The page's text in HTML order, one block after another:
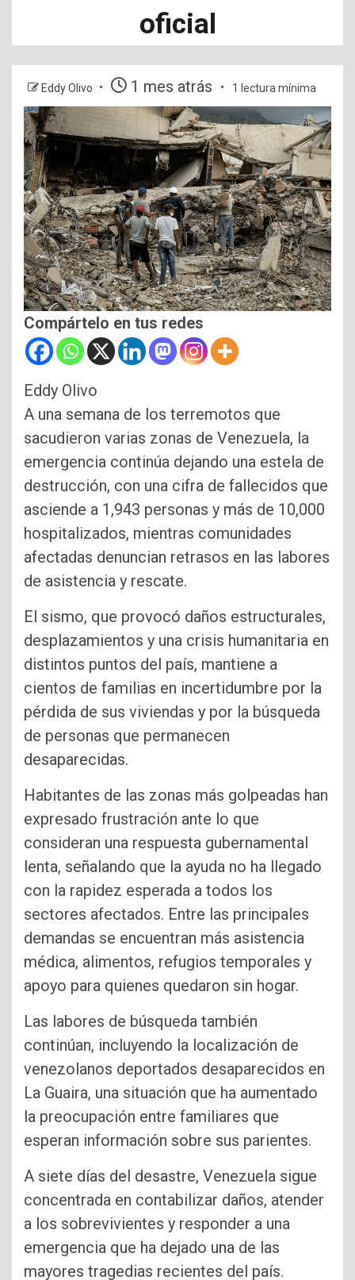
oficial
Eddy Olivo 1 mes atrás 1 lectura mínima
Compártelo en tus redes
Eddy Olivo
A una semana de los terremotos que
sacudieron varias zonas de Venezuela, la
emergencia continúa dejando una estela de
destrucción, con una cifra de fallecidos que
asciende a 1,943 personas y más de 10,000
hospitalizados, mientras comunidades
afectadas denuncian retrasos en las labores
de asistencia y rescate.
El sismo, que provocó daños estructurales,
desplazamientos y una crisis humanitaria en
distintos puntos del país, mantiene a
cientos de familias en incertidumbre por la
pérdida de sus viviendas y por la búsqueda
de personas que permanecen
desaparecidas.
Habitantes de las zonas más golpeadas han
expresado frustración ante lo que
consideran una respuesta gubernamental
lenta, señalando que la ayuda no ha llegado
con la rapidez esperada a todos los
sectores afectados. Entre las principales
demandas se encuentran más asistencia
médica, alimentos, refugios temporales y
apoyo para quienes quedaron sin hogar.
Las labores de búsqueda también
continúan, incluyendo la localización de
venezolanos deportados desaparecidos en
La Guaira, una situación que ha aumentado
la preocupación entre familiares que
esperan información sobre sus parientes.
A siete días del desastre, Venezuela sigue
concentrada en contabilizar daños, atender
a los sobrevivientes y responder a una
emergencia que ha dejado una de las
mayores tragedias recientes del país.